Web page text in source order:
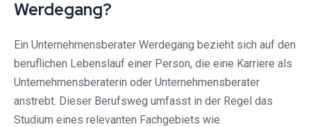
Werdegang?
Ein Unternehmensberater Werdegang bezieht sich auf den
beruflichen Lebenslauf einer Person, die eine Karriere als
Unternehmensberaterin oder Unternehmensberater
anstrebt. Dieser Berufsweg umfasst in der Regel das
Studium eines relevanten Fachgebiets wie